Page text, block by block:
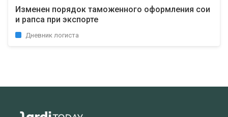
Изменен порядок таможенного оформления сои
и рапса при экспорте
Дневник логиста